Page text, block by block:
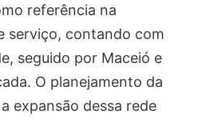
referência na
serviço, contando com
seguido por Maceió e
O planejamento da
expansão dessa rede